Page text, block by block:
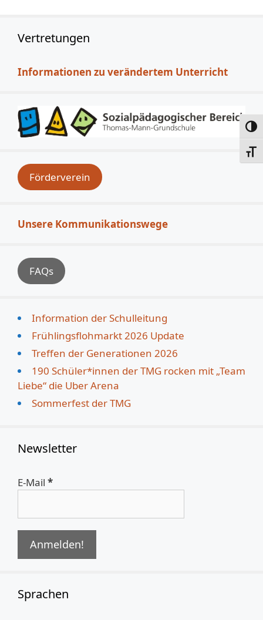
Vertretungen
Informationen zu verändertem Unterricht
Förderverein
Unsere Kommunikationswege
FAQs
Information der Schulleitung
Frühlingsflohmarkt 2026 Update
Treffen der Generationen 2026
190 Schüler*innen der TMG rocken mit „Team
Liebe“ die Uber Arena
Sommerfest der TMG
Newsletter
E-Mail *
Sprachen